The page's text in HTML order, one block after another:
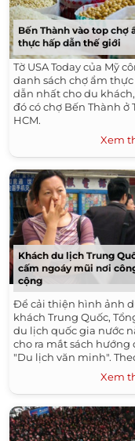
Bến Thành vào top chợ
thực hấp dẫn thế giới
Tờ USA Today của Mỹ
danh sách chợ ẩm
dẫn nhất cho du
đó có chợ Bến Thành ở
HCM.
Xem
Khách du lịch Trung
cấm ngoáy mũi nơi
cộng
Để cải thiện hình ảnh
khách Trung Quốc,
du lịch quốc gia nước
cho ra mắt sách hướng
"Du lịch văn minh".
hành động ngoáy mũi
công cộng cũng được
danh sách cấm.
Xem